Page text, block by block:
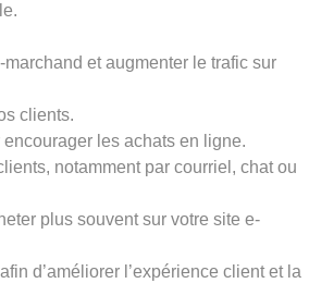
et augmenter le trafic sur
clients.
les achats en ligne.
notamment par courriel, chat ou
plus souvent sur votre site e-
d’améliorer l’expérience client et la